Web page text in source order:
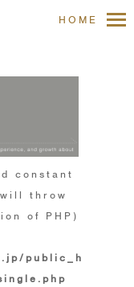
HOME
constant
throw
of PHP)
public_html/